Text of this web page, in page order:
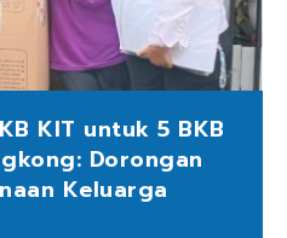
KIT untuk 5 BKB
Dorongan
Keluarga